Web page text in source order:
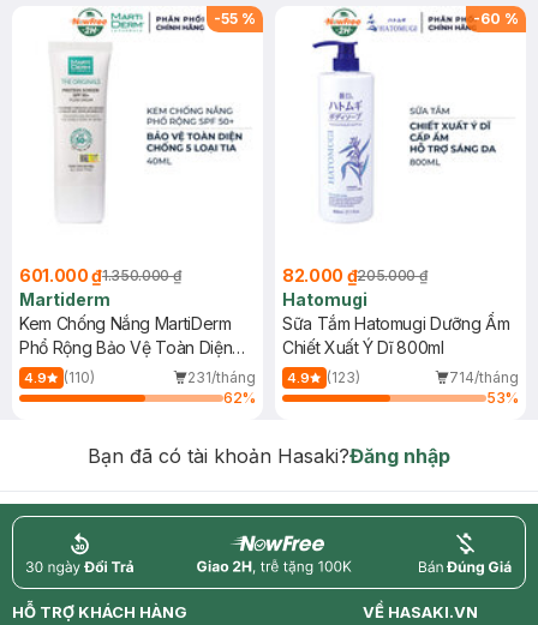
(SL có hạn)
-55 %
601.000 ₫1.350.000 ₫
Martiderm
Kem Chống Nắng MartiDerm
Phổ Rộng Bảo Vệ Toàn Diện
40ml
4.9 (110)
231/tháng
62%
-60 %
82.000 ₫205.000 ₫
Hatomugi
Sữa Tắm Hatomugi Dưỡng Ẩm
Chiết Xuất Ý Dĩ 800ml
4.9 (123)
714/tháng
53%
Bạn đã có tài khoản Hasaki?Đăng nhập
return nowfree price
HỖ TRỢ KHÁCH HÀNG
VỀ HASAKI.VN